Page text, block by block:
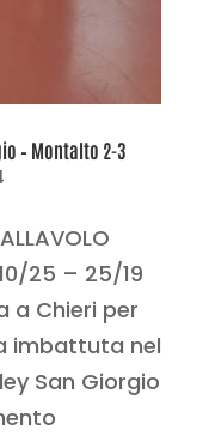
– Montalto 2-3
25 – 25/19
a Chieri per
imbattuta nel
San Giorgio